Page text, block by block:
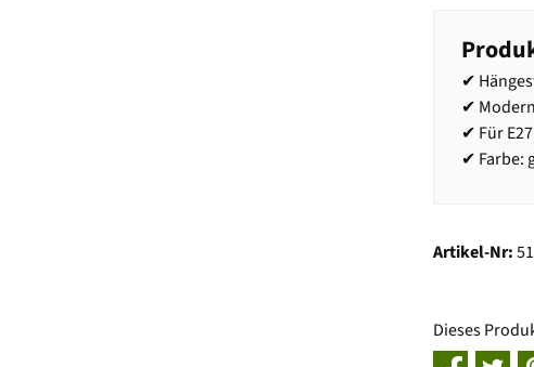
✔
✔
✔ Für
✔ Farbe:
Artikel-Nr:
Dieses